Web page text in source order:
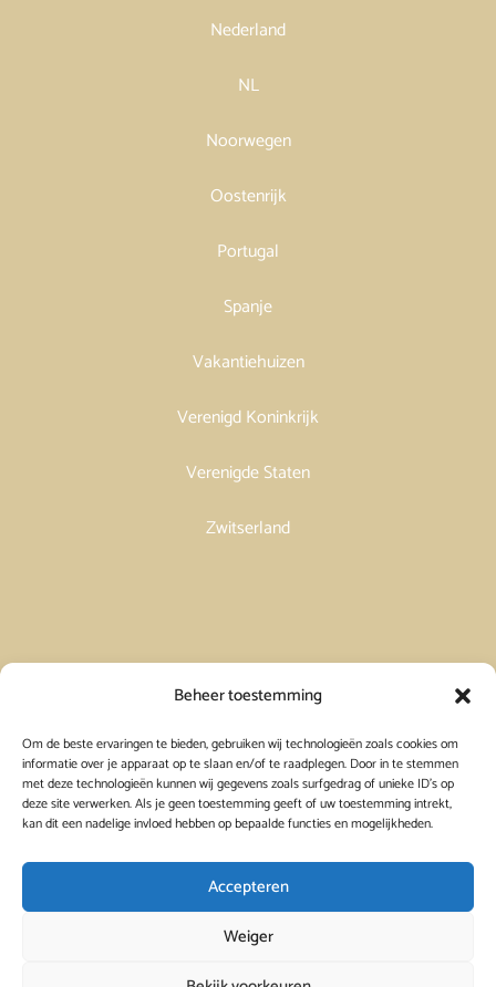
Beheer toestemming
Om de beste ervaringen te bieden, gebruiken wij technologieën zoals cookies om
informatie over je apparaat op te slaan en/of te raadplegen. Door in te stemmen
met deze technologieën kunnen wij gegevens zoals surfgedrag of unieke ID's op
deze site verwerken. Als je geen toestemming geeft of uw toestemming intrekt,
kan dit een nadelige invloed hebben op bepaalde functies en mogelijkheden.
Accepteren
Weiger
Nederland
NL
Noorwegen
Oostenrijk
Portugal
Spanje
Vakantiehuizen
Verenigd Koninkrijk
Verenigde Staten
Zwitserland
Vakantiehuis in Frankrijk huren
Vakantiehuis in Griekenland huren